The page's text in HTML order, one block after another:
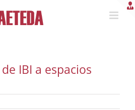
IBI a espacios